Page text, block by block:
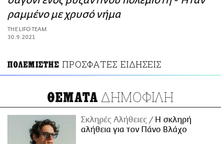
ΑΜΠΑ
PRINT
ραμμένο με χρυσό νήμα
THE LIFO TEAM
30.9.2021
ΠΟΛΕΜΙΣΤΗΣ ΠΡΟΣΦΑΤΕΣ ΕΙΔΗΣΕΙΣ
ΘΕΜΑΤΑ ΔΗΜΟΦΙΛΗ
Σκληρές Αλήθειες
H σκληρή
αλήθεια για τον Πάνο Βλάχο